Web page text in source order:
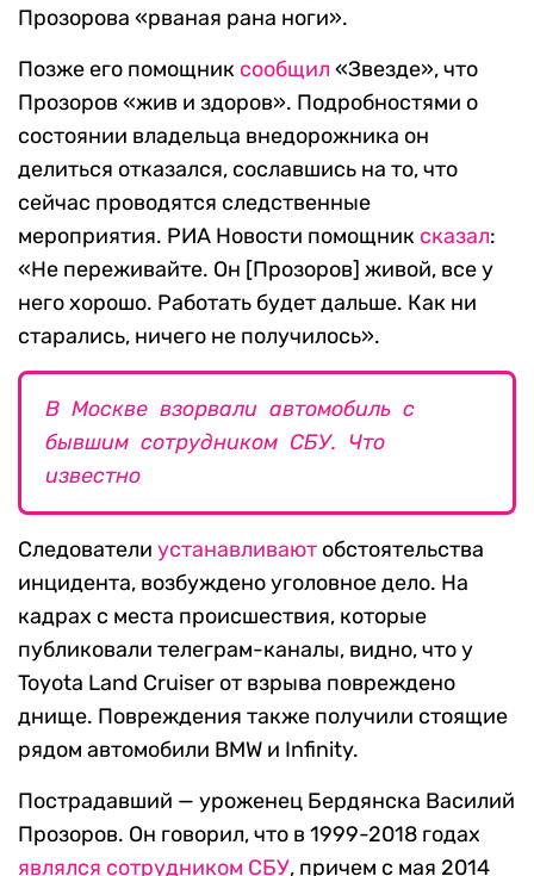
Прозорова «рваная рана ноги».
Позже его помощник сообщил «Звезде», что
Прозоров «жив и здоров». Подробностями о
состоянии владельца внедорожника он
делиться отказался, сославшись на то, что
сейчас проводятся следственные
мероприятия. РИА Новости помощник сказал:
«Не переживайте. Он [Прозоров] живой, все у
него хорошо. Работать будет дальше. Как ни
старались, ничего не получилось».
В Москве взорвали автомобиль с
бывшим сотрудником СБУ. Что
известно
Следователи устанавливают обстоятельства
инцидента, возбуждено уголовное дело. На
кадрах с места происшествия, которые
публиковали телеграм-каналы, видно, что у
Toyota Land Cruiser от взрыва повреждено
днище. Повреждения также получили стоящие
рядом автомобили BMW и Infinity.
Пострадавший — уроженец Бердянска Василий
Прозоров. Он говорил, что в 1999-2018 годах
являлся сотрудником СБУ, причем с мая 2014